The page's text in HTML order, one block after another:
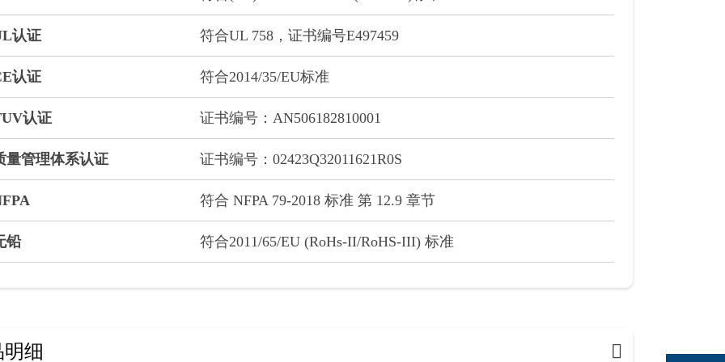
认证 符合UL 758，证书编号E497459
认证 符合2014/35/EU标准
认证 证书编号：AN506182810001
量管理体系认证 证书编号：02423Q32011621R0S
符合 NFPA 79-2018 标准 第 12.9 章节
铅 符合2011/65/EU (RoHs-II/RoHS-III) 标准
细